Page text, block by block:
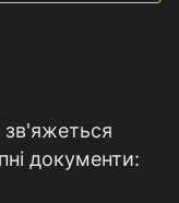
документи: